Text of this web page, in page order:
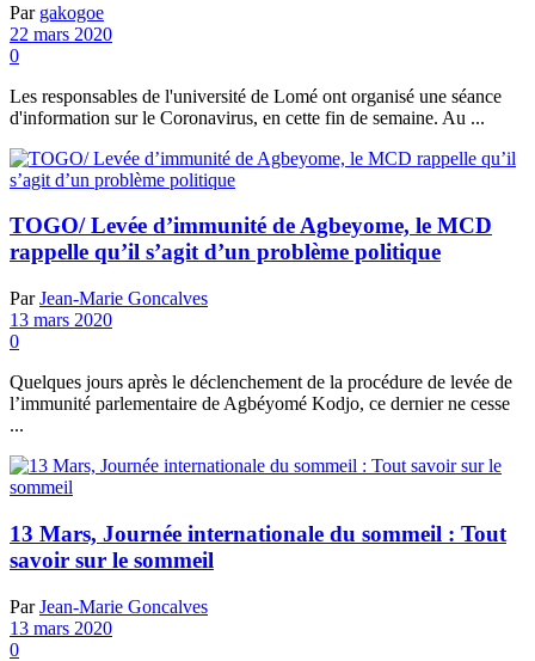
Par gakogoe
22 mars 2020
0
Les responsables de l'université de Lomé ont organisé une séance
d'information sur le Coronavirus, en cette fin de semaine. Au ...
TOGO/ Levée d’immunité de Agbeyome, le MCD
rappelle qu’il s’agit d’un problème politique
Par Jean-Marie Goncalves
13 mars 2020
0
Quelques jours après le déclenchement de la procédure de levée de
l’immunité parlementaire de Agbéyomé Kodjo, ce dernier ne cesse
...
13 Mars, Journée internationale du sommeil : Tout
savoir sur le sommeil
Par Jean-Marie Goncalves
13 mars 2020
0